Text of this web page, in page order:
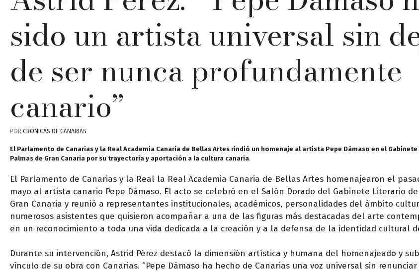
sido un artista universal sin
de ser nunca profundamente
canario”
POR CRÓNICAS DE CANARIAS
El Parlamento de Canarias y la Real Academia Canaria de Bellas Artes rindió un homenaje al artista Pepe Dámaso en el
Palmas de Gran Canaria por su trayectoria y aportación a la cultura canaria.
El Parlamento de Canarias y la Real la Real Academia Canaria de Bellas Artes homenajearon el
mayo al artista canario Pepe Dámaso. El acto se celebró en el Salón Dorado del Gabinete Literario de
Gran Canaria y reunió a representantes institucionales, académicos, personalidades del ámbito
numerosos asistentes que quisieron acompañar a una de las figuras más destacadas del arte
en un reconocimiento a toda una vida dedicada a la creación y a la defensa de la identidad cultural
Durante su intervención, Astrid Pérez destacó la dimensión artística y humana del homenajeado y
vínculo de su obra con Canarias. “Pepe Dámaso ha hecho de Canarias una voz universal sin renunciar